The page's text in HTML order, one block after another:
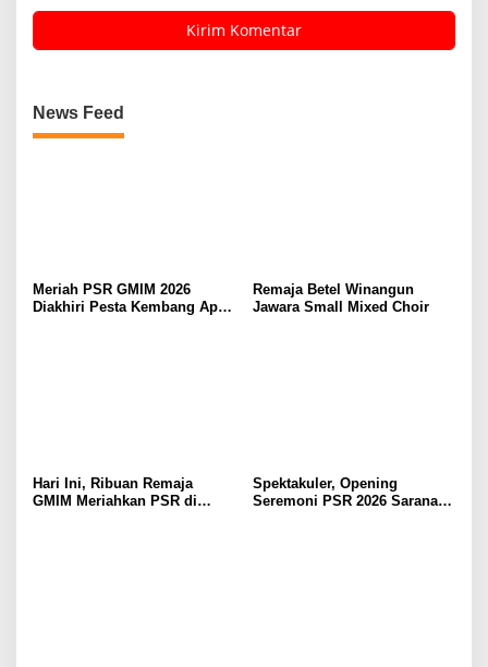
News Feed
Meriah PSR GMIM 2026
Diakhiri Pesta Kembang Api,
Remaja Betel Winangun
Jawara Small Mixed Choir
Hari Ini, Ribuan Remaja
GMIM Meriahkan PSR di
Spektakuler, Opening
Seremoni PSR 2026 Sarana